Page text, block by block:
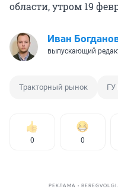
области, утром 19
Иван
выпускающий
Тракторный рынок ГУ
0 0
РЕКЛАМА •